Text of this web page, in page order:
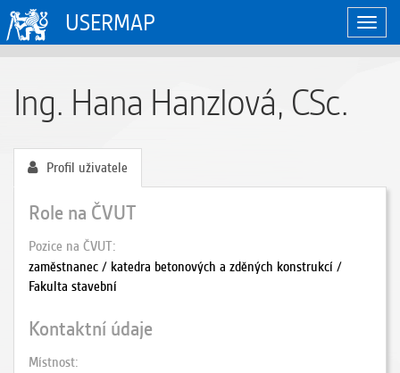
USERMAP
Ing. Hana Hanzlová, CSc.
Profil uživatele
Role na ČVUT
Pozice na ČVUT
zaměstnanec / katedra betonových a zděných konstrukcí /
Fakulta stavební
Kontaktní údaje
Místnost